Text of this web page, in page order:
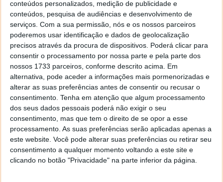
conteúdos personalizados, medição de publicidade e
conteúdos, pesquisa de audiências e desenvolvimento de
serviços. Com a sua permissão, nós e os nossos parceiros
poderemos usar identificação e dados de geolocalização
precisos através da procura de dispositivos. Poderá clicar para
consentir o processamento por nossa parte e pela parte dos
nossos 1733 parceiros, conforme descrito acima. Em
alternativa, pode aceder a informações mais pormenorizadas e
alterar as suas preferências antes de consentir ou recusar o
consentimento. Tenha em atenção que algum processamento
dos seus dados pessoais poderá não exigir o seu
consentimento, mas que tem o direito de se opor a esse
processamento. As suas preferências serão aplicadas apenas a
este website. Você pode alterar suas preferências ou retirar seu
consentimento a qualquer momento voltando a este site e
clicando no botão "Privacidade" na parte inferior da página.
HomePod - A casa do Apple Music
Cinco anos depois da Apple ter lançado o HomePod,
este continua a ser o "spot" do Apple Music. A
empresa mantém fechada a entrada de outros